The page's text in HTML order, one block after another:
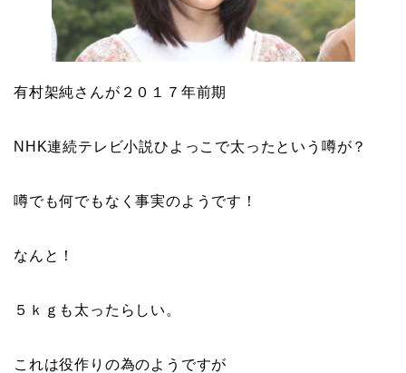
有村架純さんが２０１７年前期
NHK連続テレビ小説ひよっこで太ったという噂が ？
噂でも何でもなく事実のようです ！
なんと！
５ｋｇ も太ったらしい。
これは役作りの為のようですが